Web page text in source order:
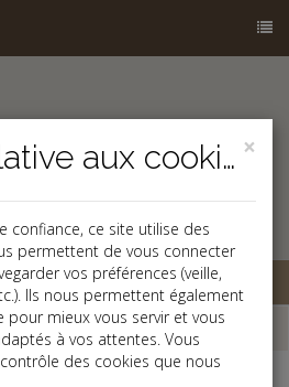
×
Politique relative aux cookies
confiance, ce site utilise des
permettent de vous connecter
vos préférences (veille,
Ils nous permettent également
pour mieux vous servir et vous
à vos attentes. Vous
des cookies que nous